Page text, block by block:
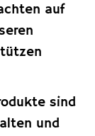
auf
sind
und